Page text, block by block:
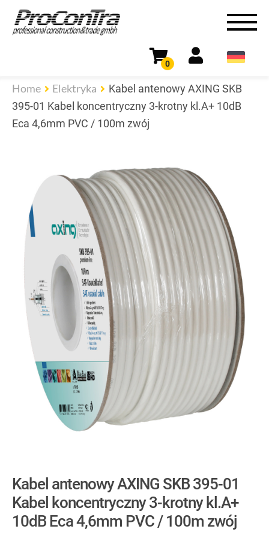
0
Home Elektryka
Kabel antenowy AXING SKB
395-01 Kabel koncentryczny 3-krotny kl.A+ 10dB
Eca 4,6mm PVC / 100m zwój
Kabel antenowy AXING SKB 395-01
Kabel koncentryczny 3-krotny kl.A+
10dB Eca 4,6mm PVC / 100m zwój